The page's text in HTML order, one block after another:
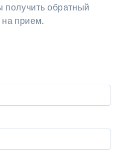
обратный
на прием.